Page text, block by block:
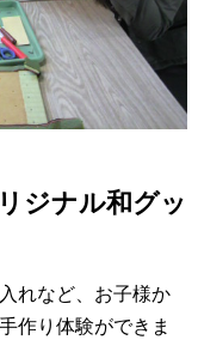
ジナル和グッ
れなど、お子様か
作り体験ができま